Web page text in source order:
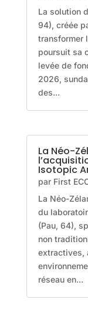
La solution
94), créée
transformer
poursuit sa
levée de
2026,
des...
La Néo-
Isotopic
par First
La Néo-
du
(Pau, 64),
non
extractives,
réseau en...